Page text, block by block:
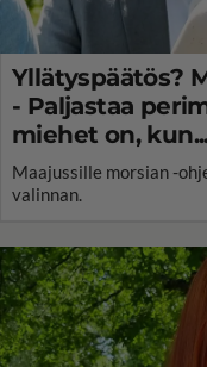
Yllätyspäätös?
- Paljastaa
miehet on,
Maajussille morsian -
valinnan.